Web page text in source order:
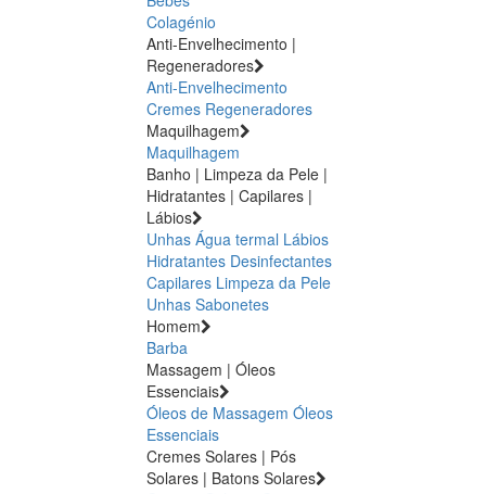
Colagénio
Anti-Envelhecimento |
Regeneradores
Anti-Envelhecimento
Cremes Regeneradores
Maquilhagem
Maquilhagem
Banho | Limpeza da Pele |
Hidratantes | Capilares |
Lábios
Unhas Água termal Lábios
Hidratantes Desinfectantes
Capilares Limpeza da Pele
Unhas Sabonetes
Homem
Barba
Massagem | Óleos
Essenciais
Óleos de Massagem Óleos
Essenciais
Cremes Solares | Pós
Solares | Batons Solares